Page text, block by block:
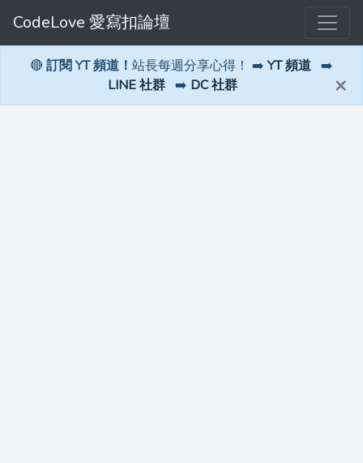
CodeLove 愛寫扣論壇
🔴 訂閱 YT 頻道！ 站長每週分享心得！ ➡️ YT 頻道 ➡️
LINE 社群 ➡️ DC 社群 ×